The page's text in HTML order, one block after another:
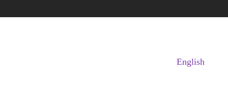
English